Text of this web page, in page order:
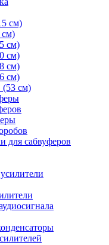
см)
см)
см)
см)
см)
см)
(53 см)
для сабвуферов